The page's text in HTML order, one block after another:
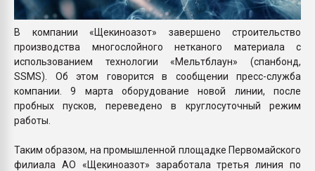
В компании «Щекиноазот» завершено строительство
производства многослойного нетканого материала с
использованием технологии «Мельтблаун» (спанбонд,
SSMS). Об этом говорится в сообщении пресс-служба
компании. 9 марта оборудование новой линии, после
пробных пусков, переведено в круглосуточный режим
работы.
Таким образом, на промышленной площадке Первомайского
филиала АО «Щекиноазот» заработала третья линия по